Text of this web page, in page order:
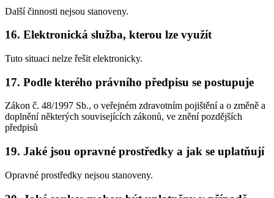
Další činnosti nejsou stanoveny.
16. Elektronická služba, kterou lze využít
Tuto situaci nelze řešit elektronicky.
17. Podle kterého právního předpisu se postupuje
Zákon č. 48/1997 Sb., o veřejném zdravotním pojištění a o změně a
doplnění některých souvisejících zákonů, ve znění pozdějších
předpisů
19. Jaké jsou opravné prostředky a jak se uplatňují
Opravné prostředky nejsou stanoveny.